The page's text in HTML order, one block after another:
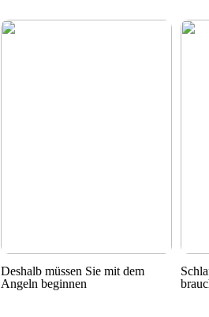
Deshalb müssen Sie mit dem
Angeln beginnen